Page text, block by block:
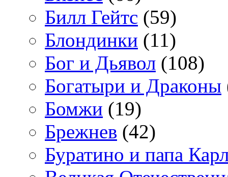
Билл Гейтс (59)
Блондинки (11)
Бог и Дьявол (108)
Богатыри и Драконы
Бомжи (19)
Брежнев (42)
Буратино и папа